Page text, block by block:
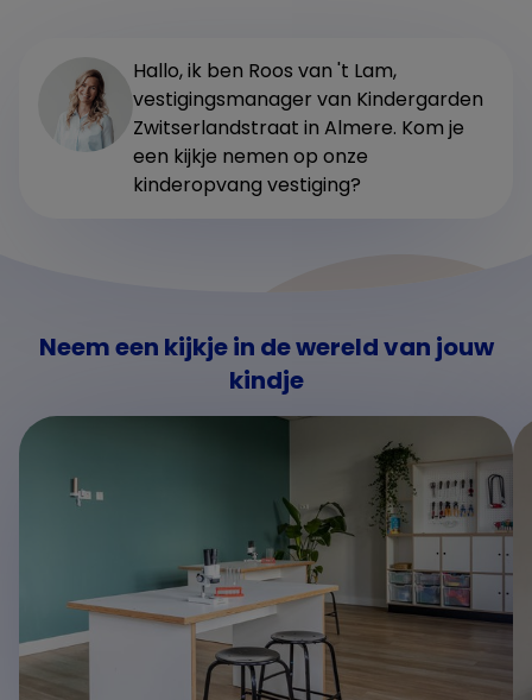
Hallo, ik ben Roos van 't Lam,
vestigingsmanager van Kindergarden
Zwitserlandstraat in Almere. Kom je
een kijkje nemen op onze
kinderopvang vestiging?
Neem een kijkje in de wereld van jouw
kindje